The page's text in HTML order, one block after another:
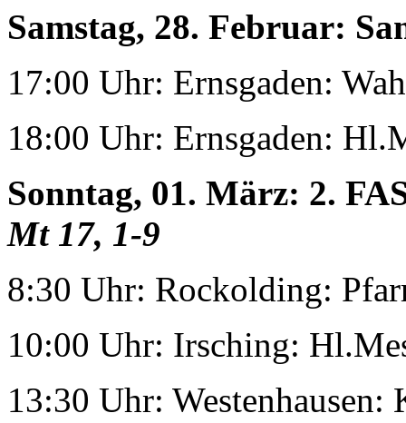
Samstag, 28. Februar:
17:00 Uhr: Ernsgaden:
18:00 Uhr: Ernsgaden:
Sonntag, 01. März: 2.
Mt 17, 1-9
8:30 Uhr: Rockolding:
10:00 Uhr: Irsching:
13:30 Uhr: Westenhausen: